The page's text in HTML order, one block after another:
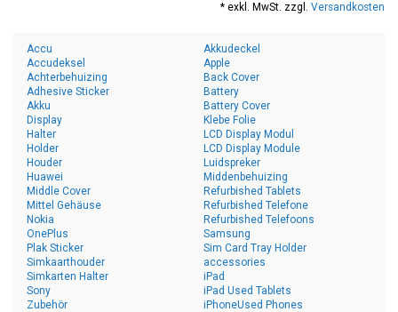
* exkl. MwSt. zzgl. Versandkosten
Accu
Accudeksel
Achterbehuizing
Adhesive Sticker
Akku
Akkudeckel
Apple
Back Cover
Battery
Battery Cover
Display
Halter
Holder
Houder
Huawei
Klebe Folie
LCD Display Modul
LCD Display Module
Luidspreker
Middenbehuizing
Middle Cover
Mittel Gehäuse
Nokia
OnePlus
Plak Sticker
Refurbished Tablets
Refurbished Telefone
Refurbished Telefoons
Samsung
Sim Card Tray Holder
Simkaarthouder
Simkarten Halter
Sony
Zubehör
accessories
iPad
iPad Used Tablets
iPhoneUsed Phones